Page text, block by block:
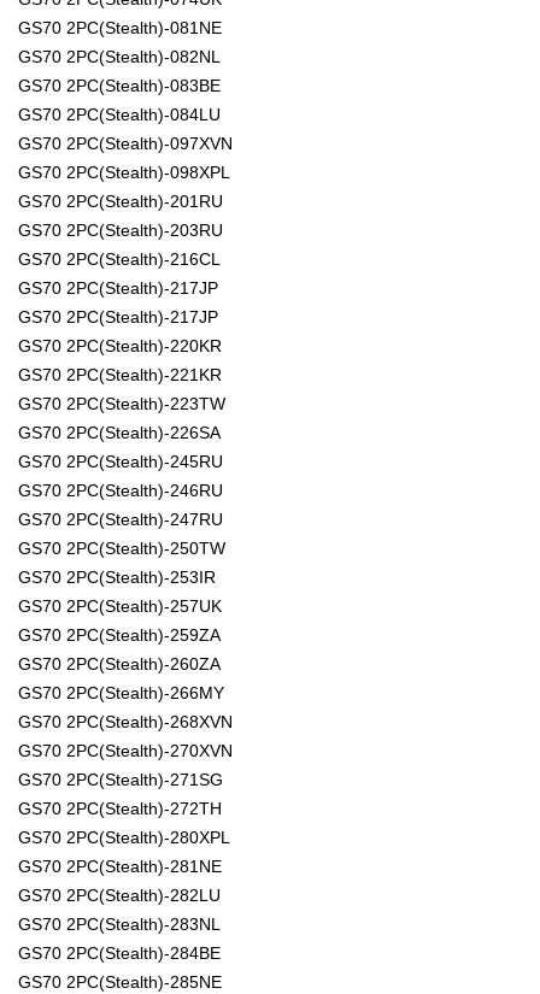
GS70 2PC(Stealth)-081NE
GS70 2PC(Stealth)-082NL
GS70 2PC(Stealth)-083BE
GS70 2PC(Stealth)-084LU
GS70 2PC(Stealth)-097XVN
GS70 2PC(Stealth)-098XPL
GS70 2PC(Stealth)-201RU
GS70 2PC(Stealth)-203RU
GS70 2PC(Stealth)-216CL
GS70 2PC(Stealth)-217JP
GS70 2PC(Stealth)-217JP
GS70 2PC(Stealth)-220KR
GS70 2PC(Stealth)-221KR
GS70 2PC(Stealth)-223TW
GS70 2PC(Stealth)-226SA
GS70 2PC(Stealth)-245RU
GS70 2PC(Stealth)-246RU
GS70 2PC(Stealth)-247RU
GS70 2PC(Stealth)-250TW
GS70 2PC(Stealth)-253IR
GS70 2PC(Stealth)-257UK
GS70 2PC(Stealth)-259ZA
GS70 2PC(Stealth)-260ZA
GS70 2PC(Stealth)-266MY
GS70 2PC(Stealth)-268XVN
GS70 2PC(Stealth)-270XVN
GS70 2PC(Stealth)-271SG
GS70 2PC(Stealth)-272TH
GS70 2PC(Stealth)-280XPL
GS70 2PC(Stealth)-281NE
GS70 2PC(Stealth)-282LU
GS70 2PC(Stealth)-283NL
GS70 2PC(Stealth)-284BE
GS70 2PC(Stealth)-285NE